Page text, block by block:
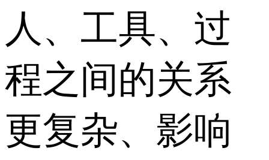
人、工具、过
程之间的关系
更复杂、影响